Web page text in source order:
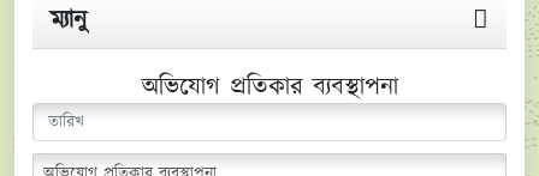
ম্যানু
অভিযোগ প্রতিকার ব্যবস্থাপনা